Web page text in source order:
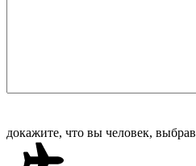
докажите, что вы человек, выбрав